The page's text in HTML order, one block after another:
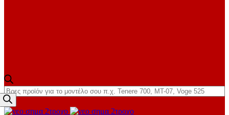
Products
search